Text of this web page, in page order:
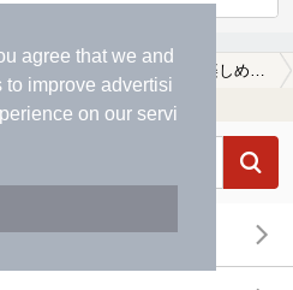
agree that we and
to improve advertisi
on our servi
速見郡日出町 ホテルで楽しめる速見郡日出町の温泉、日帰り温泉、スーパー銭湯おすすめ